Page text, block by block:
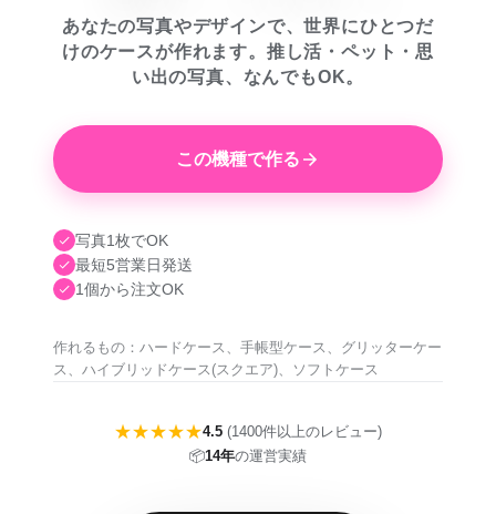
あなたの写真やデザインで、世界にひとつだ
けのケースが作れます。推し活・ペット・思
い出の写真、なんでもOK。
この機種で作る
写真1枚でOK
最短5営業日発送
1個から注文OK
作れるもの：ハードケース、手帳型ケース、グリッターケー
ス、ハイブリッドケース(スクエア)、ソフトケース
★★★★★4.5 (1400件以上のレビュー)
📦14年の運営実績